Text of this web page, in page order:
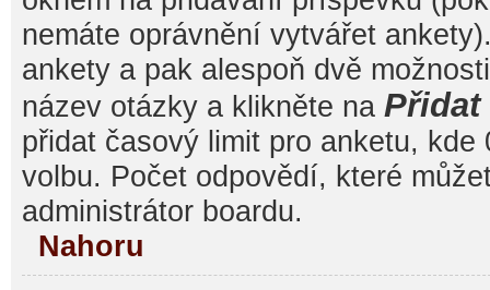
nemáte oprávnění vytvářet
ankety a pak alespoň dvě
název otázky a klikněte na
přidat časový limit pro anketu, kde
volbu. Počet odpovědí, které
administrátor boardu.
Nahoru